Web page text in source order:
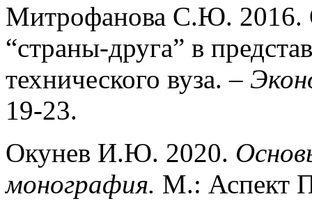
Митрофанова С.Ю. 2016.
“страны-друга” в
технического вуза. –
19-23.
Окунев И.Ю. 2020.
монография. М.: Аспект